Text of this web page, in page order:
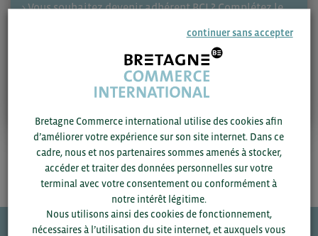
> Vous souhaitez devenir adhérent BCI ? Complétez le
Se connecter S'inscrire
continuer sans accepter
Bretagne Commerce international utilise des cookies afin
d’améliorer votre expérience sur son site internet. Dans ce
cadre, nous et nos partenaires sommes amenés à stocker,
accéder et traiter des données personnelles sur votre
terminal avec votre consentement ou conformément à
notre intérêt légitime.
Nous utilisons ainsi des cookies de fonctionnement,
nécessaires à l’utilisation du site internet, et auxquels vous